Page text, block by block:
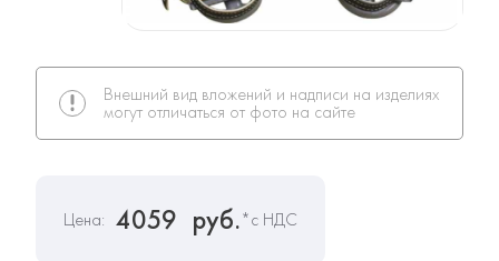
Внешний вид вложений и надписи на изделиях
могут отличаться от фото на сайте
Цена: 4059 руб.*с НДС